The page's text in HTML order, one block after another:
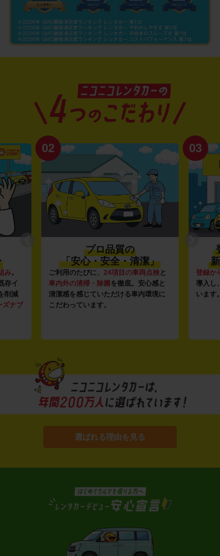
み。
存イ
削減
ズナブ
02
プロ品質の
「安心・安全・清潔」
ご利用のたびに、 24項目の車両点検と
車内外の清掃・除菌を徹底。安心感と
清潔感を感じていただける車内環境に
こだわっています。
03
登録か
導入し
います
選ばれる理由を見る